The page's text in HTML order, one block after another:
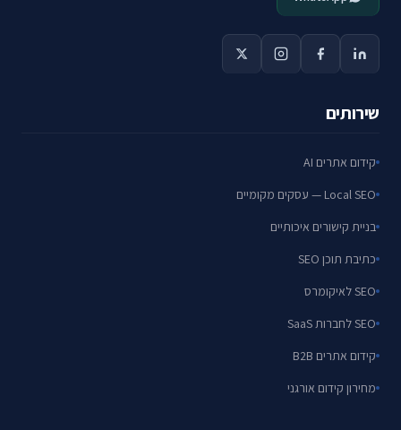
שירותים
קידום אתרים AI
Local SEO — עסקים מקומיים
בניית קישורים איכותיים
כתיבת תוכן SEO
SEO לאיקומרס
SEO לחברות SaaS
קידום אתרים B2B
מחירון קידום אורגני